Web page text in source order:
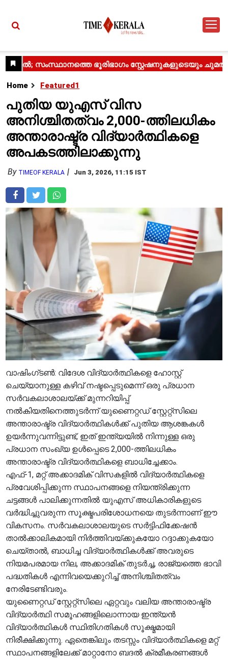
Home Featured1
പുതിയ യുഎസ് വിസ
അനിശ്ചിതത്വം 2,000-ത്തിലധികം
അന്താരാഷ്ട്ര വിദ്യാർത്ഥികളെ
അപകടത്തിലാക്കുന്നു
By TIMEOF KERALA Jun 3, 2026, 11:15 IST
വാഷിംഗ്ടൺ: വിദേശ വിദ്യാർത്ഥികളെ ഹോസ്റ്റ്
ചെയ്യാനുള്ള കഴിവ് നഷ്ടപ്പെടുമെന്ന് ഒരു പ്രധാന
സർവകലാശാലയ്ക്ക് മുന്നറിയിപ്പ്
നൽകിയതിനെത്തുടർന്ന് യുണൈറ്റഡ് സ്റ്റേറ്റ്സിലെ
അന്താരാഷ്ട്ര വിദ്യാർത്ഥികൾക്ക് പുതിയ ആശങ്കകൾ
ഉയർന്നുവന്നിട്ടുണ്ട്, ഇത് ഇന്ത്യയിൽ നിന്നുള്ള ഒരു
പ്രധാന സംഖ്യ ഉൾപ്പെടെ 2,000-ത്തിലധികം
അന്താരാഷ്ട്ര വിദ്യാർത്ഥികളെ ബാധിച്ചേക്കാം.
എഫ്-1, മറ്റ് അക്കാദമിക് വിസകളിൽ വിദ്യാർത്ഥികളെ
പ്രവേശിപ്പിക്കുന്ന സ്ഥാപനങ്ങളെ നിയന്ത്രിക്കുന്ന
ചട്ടങ്ങൾ പാലിക്കുന്നതിൽ യുഎസ് അധികാരികളുടെ
വർദ്ധിച്ചുവരുന്ന സൂക്ഷ്മപരിശോധനയെ തുടർന്നാണ് ഈ
വികസനം. സർവകലാശാലയുടെ സർട്ടിഫിക്കേഷൻ
താൽക്കാലികമായി നിർത്തിവയ്ക്കുകയോ റദ്ദാക്കുകയോ
ചെയ്താൽ, ബാധിച്ച വിദ്യാർത്ഥികൾക്ക് അവരുടെ
നിയമപരമായ നില, അക്കാദമിക് തുടർച്ച, രാജ്യത്തെ ഭാവി
പദ്ധതികൾ എന്നിവയെക്കുറിച്ച് അനിശ്ചിതത്വം
നേരിടേണ്ടിവരും.
യുണൈറ്റഡ് സ്റ്റേറ്റ്സിലെ ഏറ്റവും വലിയ അന്താരാഷ്ട്ര
വിദ്യാർത്ഥി സമൂഹങ്ങളിലൊന്നായ ഇന്ത്യൻ
വിദ്യാർത്ഥികൾ സ്ഥിതിഗതികൾ സൂക്ഷ്മമായി
നിരീക്ഷിക്കുന്നു. ഏതെങ്കിലും തടസ്സം വിദ്യാർത്ഥികളെ മറ്റ്
സ്ഥാപനങ്ങളിലേക്ക് മാറ്റാനോ ബദൽ ക്രമീകരണങ്ങൾ